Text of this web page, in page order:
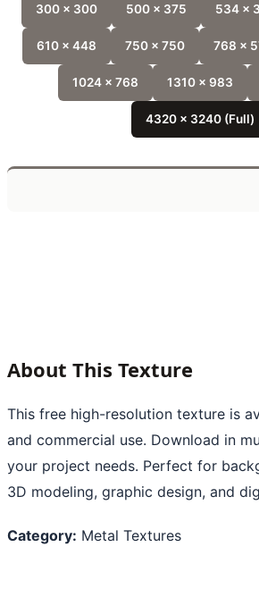
300 x 300 500 x 375 534 x
610 x 448 750 x 750 768 x
1024 x 768 1310 x 983
4320 x 3240 (Full)
About This Texture
This free high-resolution texture is
and commercial use. Download in
your project needs. Perfect for
3D modeling, graphic design, and
Category: Metal Textures